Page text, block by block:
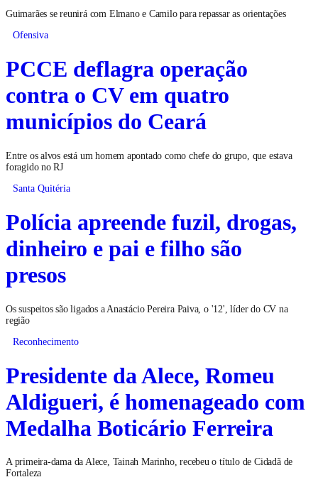
Guimarães se reunirá com Elmano e Camilo para repassar as orientações
Ofensiva
PCCE deflagra operação
contra o CV em quatro
municípios do Ceará
Entre os alvos está um homem apontado como chefe do grupo, que estava
foragido no RJ
Santa Quitéria
Polícia apreende fuzil, drogas,
dinheiro e pai e filho são
presos
Os suspeitos são ligados a Anastácio Pereira Paiva, o '12', líder do CV na
região
Reconhecimento
Presidente da Alece, Romeu
Aldigueri, é homenageado com
Medalha Boticário Ferreira
A primeira-dama da Alece, Tainah Marinho, recebeu o título de Cidadã de
Fortaleza